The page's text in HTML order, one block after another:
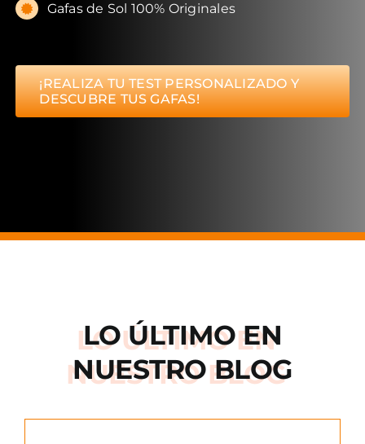
Gafas de Sol 100% Originales
¡REALIZA TU TEST PERSONALIZADO Y
DESCUBRE TUS GAFAS!
LO ÚLTIMO EN
NUESTRO BLOG